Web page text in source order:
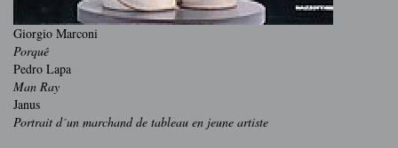
Giorgio Marconi
Porquê
Pedro Lapa
Man Ray
Janus
Portrait d´un marchand de tableau en jeune artiste